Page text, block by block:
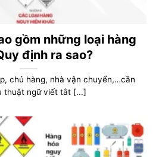
gồm những loại hàng
định ra sao?
chủ hàng, nhà vận chuyển,…cần
thuật ngữ viết tắt [...]